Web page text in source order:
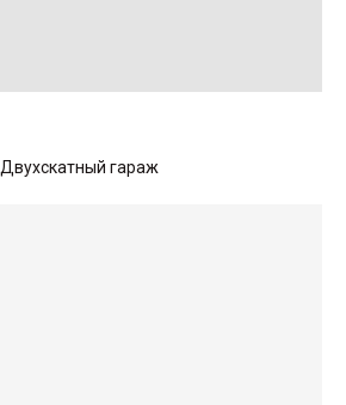
Двухскатный гараж